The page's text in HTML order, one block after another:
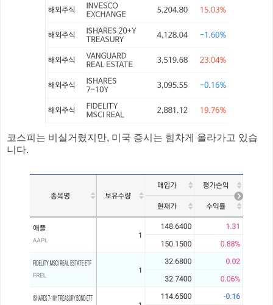
코스피는 비실거렸지만, 미국 증시는 힘차게 올라가고 있습
니다.